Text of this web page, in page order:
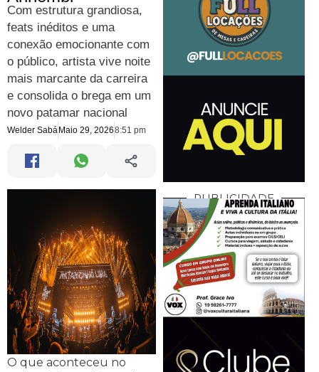
Com estrutura grandiosa,
feats inéditos e uma
conexão emocionante com
o público, artista vive noite
mais marcante da carreira
e consolida o brega em um
novo patamar nacional
Welder Sabá Maio 29, 20268:51 pm
O que aconteceu no
PUBLICIDADE